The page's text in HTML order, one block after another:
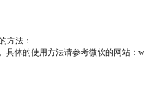
方法：
具体的使用方法请参考微软的网站：